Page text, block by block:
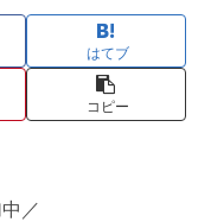
はてブ
コピー
／